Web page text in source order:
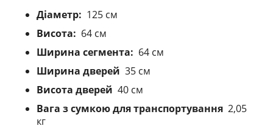
Діаметр: 125 см
Висота: 64 см
Ширина сегмента: 64 см
Ширина дверей 35 см
Висота дверей 40 см
Вага з сумкою для транспортування 2,05
кг